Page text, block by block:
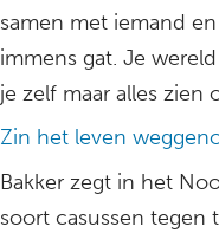
samen met iemand
immens gat. Je
je zelf maar alles zien
Zin het leven
Bakker zegt in het
soort casussen tegen